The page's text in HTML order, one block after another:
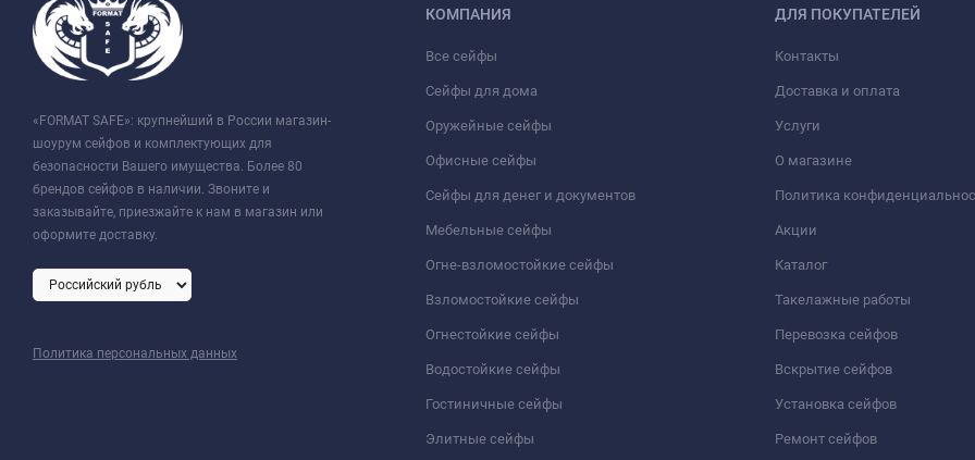
«FORMAT SAFE»: крупнейший в России магазин-
шоурум сейфов и комплектующих для
безопасности Вашего имущества. Более 80
брендов сейфов в наличии. Звоните и
заказывайте, приезжайте к нам в магазин или
оформите доставку.
Политика персональных данных
КОМПАНИЯ
Все сейфы
Сейфы для дома
Оружейные сейфы
Офисные сейфы
Сейфы для денег и документов
Мебельные сейфы
Огне-взломостойкие сейфы
Взломостойкие сейфы
Огнестойкие сейфы
Водостойкие сейфы
Гостиничные сейфы
Элитные сейфы
ДЛЯ ПОКУПАТЕЛЕЙ
Контакты
Доставка и оплата
Услуги
О магазине
Политика
Акции
Каталог
Такелажные работы
Перевозка сейфов
Вскрытие сейфов
Установка сейфов
Ремонт сейфов